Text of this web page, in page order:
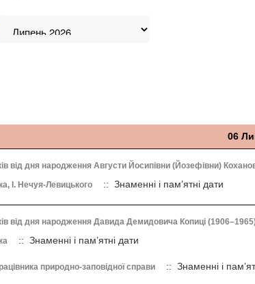
06
від дня народження Августи Йосипівни (Йозефівни)
І. Нечуя-Левицького
:: Знаменні і пам’ятні дати
від дня народження Давида Демидовича Копиці
:: Знаменні і пам’ятні дати
природно-заповідної справи :: Знаменні і